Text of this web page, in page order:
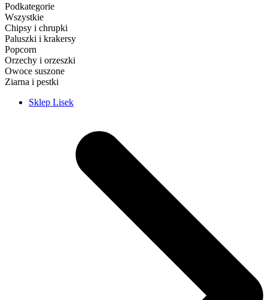
Podkategorie
Wszystkie
Chipsy i chrupki
Paluszki i krakersy
Popcorn
Orzechy i orzeszki
Owoce suszone
Ziarna i pestki
Sklep Lisek